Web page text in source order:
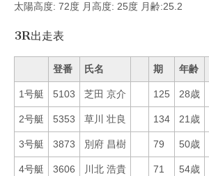
太陽高度: 72度 月高度: 25度 月齢:25.2
3R出走表
登番 氏名 期 年齢
1号艇 5103 芝田 京介 125 28歳
2号艇 5353 草川 壮良 134 21歳
3号艇 3873 別府 昌樹 79 50歳
4号艇 3606 川北 浩貴 71 54歳